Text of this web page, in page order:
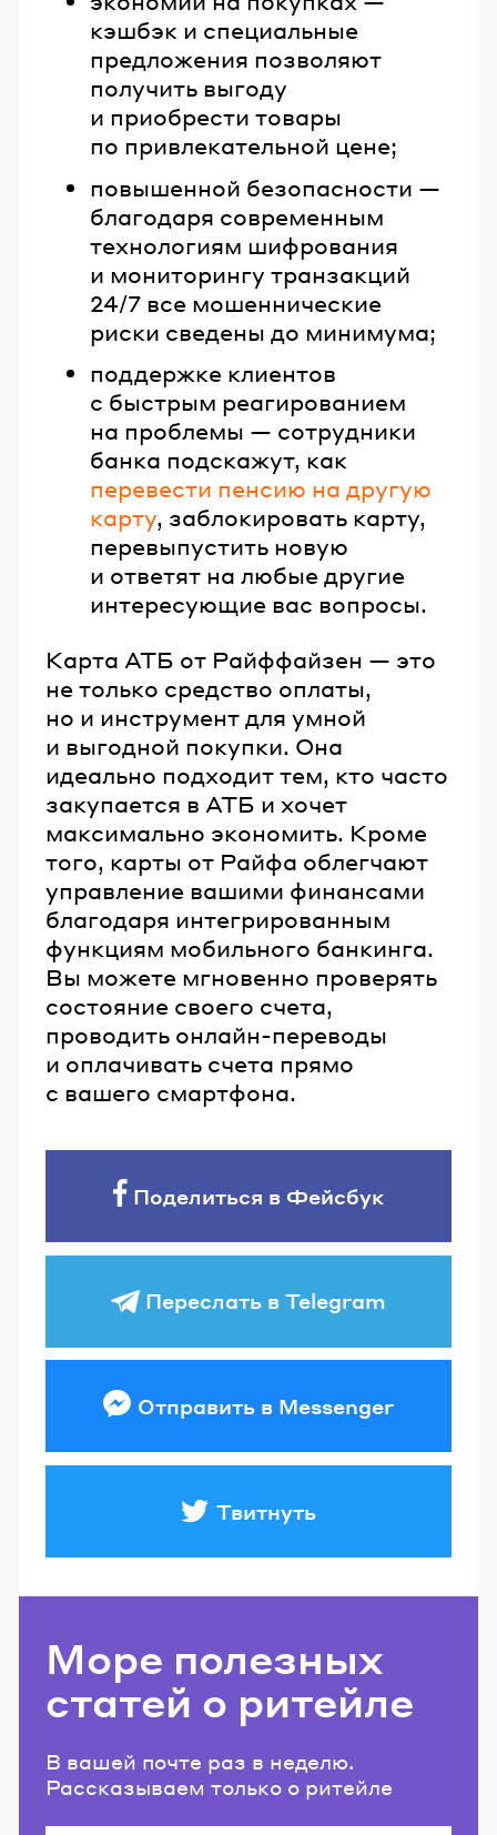
кэшбэк и специальные
предложения позволяют
получить выгоду
и приобрести товары
по привлекательной цене;
повышенной безопасности —
благодаря современным
технологиям шифрования
и мониторингу транзакций
24/7 все мошеннические
риски сведены до минимума;
поддержке клиентов
с быстрым реагированием
на проблемы — сотрудники
банка подскажут, как
перевести пенсию на другую
карту, заблокировать карту,
перевыпустить новую
и ответят на любые другие
интересующие вас вопросы.
Карта АТБ от Райффайзен — это
не только средство оплаты,
но и инструмент для умной
и выгодной покупки. Она
идеально подходит тем, кто часто
закупается в АТБ и хочет
максимально экономить. Кроме
того, карты от Райфа облегчают
управление вашими финансами
благодаря интегрированным
функциям мобильного банкинга.
Вы можете мгновенно проверять
состояние своего счета,
проводить онлайн-переводы
и оплачивать счета прямо
с вашего смартфона.
Поделиться в Фейсбук
Переслать в Telegram
Отправить в Messenger
Твитнуть
Море полезных
статей о ритейле
В вашей почте раз в неделю.
Рассказываем только о ритейле